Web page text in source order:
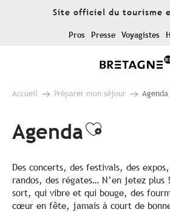
Site officiel du tourisme
Pros Presse Voyagistes
Accueil Préparer mon séjour Agenda
AgendaAjouter
Des concerts, des festivals, des
randos, des régates… N’en jetez plus
sort, qui vibre et qui bouge, des
cœur en fête, jamais à court de